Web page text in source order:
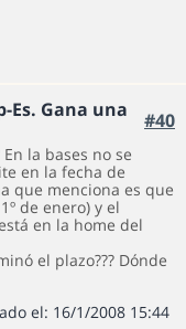
Es. Gana una
#40
la bases no se
en la fecha de
que menciona es que
de enero) y el
en la home del
el plazo??? Dónde
el: 16/1/2008 15:44